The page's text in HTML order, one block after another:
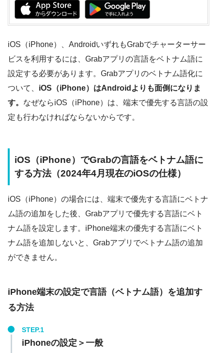
iOS（iPhone）、AndroidいずれもGrabでチャーターサー
ビスを利用するには、Grabアプリの言語をベトナム語に
設定する必要があります。Grabアプリのベトナム語化に
ついて、 iOS（iPhone）はAndroidよりも面倒になりま
す。 なぜならiOS（iPhone）は、端末で優先する言語の設
定も行わなければならないからです。
iOS（iPhone）でGrabの言語をベトナム語に
する方法（2024年4月現在のiOSの仕様）
iOS（iPhone）の場合には、端末で優先する言語にベトナ
ム語の追加をした後、Grabアプリで優先する言語にベト
ナム語を設定します。iPhone端末の優先する言語にベト
ナム語を追加しないと、Grabアプリでベトナム語の追加
ができません。
iPhone端末の設定で言語（ベトナム語）を追加す
る方法
iPhoneの設定＞一般